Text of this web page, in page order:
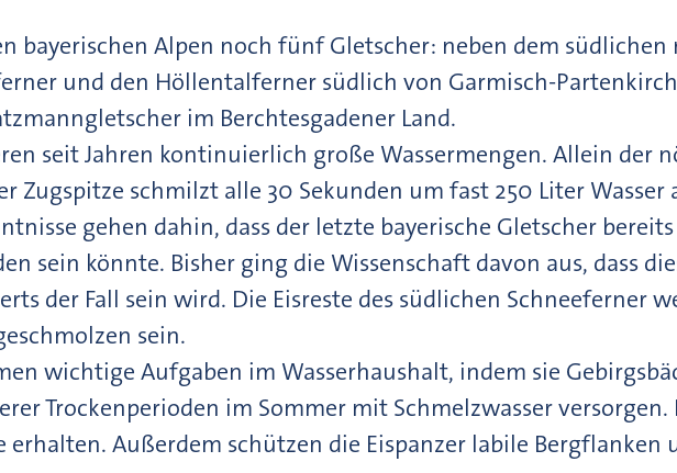
bayerischen Alpen noch fünf Gletscher: neben dem südlichen
und den Höllentalferner südlich von Garmisch-
im Berchtesgadener Land.
seit Jahren kontinuierlich große Wassermengen. Allein der
Zugspitze schmilzt alle 30 Sekunden um fast 250 Liter Wasser
gehen dahin, dass der letzte bayerische Gletscher
sein könnte. Bisher ging die Wissenschaft davon aus, dass
der Fall sein wird. Die Eisreste des südlichen Schneeferner
sein.
wichtige Aufgaben im Wasserhaushalt, indem sie
Trockenperioden im Sommer mit Schmelzwasser versorgen.
erhalten. Außerdem schützen die Eispanzer labile Bergflanken